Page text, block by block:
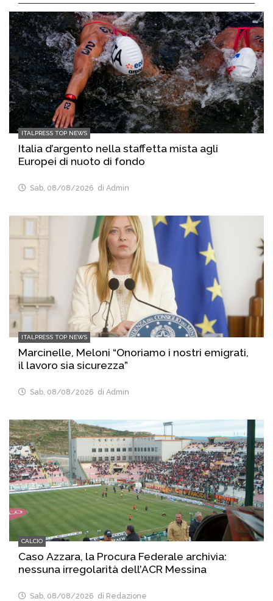
ITALPRESS TOP NEWS
Italia d’argento nella staffetta mista agli
Europei di nuoto di fondo
Sab, 08/08/2026 di Admin
ITALPRESS TOP NEWS
Marcinelle, Meloni “Onoriamo i nostri emigrati,
il lavoro sia sicurezza”
Sab, 08/08/2026 di Admin
CALCIO
Caso Azzara, la Procura Federale archivia:
nessuna irregolarità dell’ACR Messina
Sab, 08/08/2026 di Redazione